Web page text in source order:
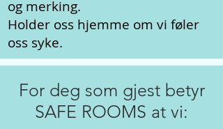
og merking.
Holder oss hjemme om vi føler
oss syke.
For deg som gjest betyr
SAFE ROOMS at vi: